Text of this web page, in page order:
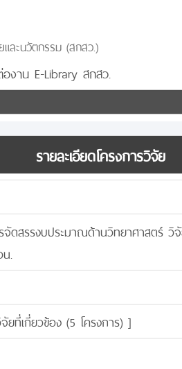
ละนวัตกรรม (สกสว.)
งาน E-Library สกสว.
รายละเอียดโครงการวิจัย
จัดสรรงบประมาณด้านวิทยาศาสตร์
.
ยที่เกี่ยวข้อง (5 โครงการ) ]